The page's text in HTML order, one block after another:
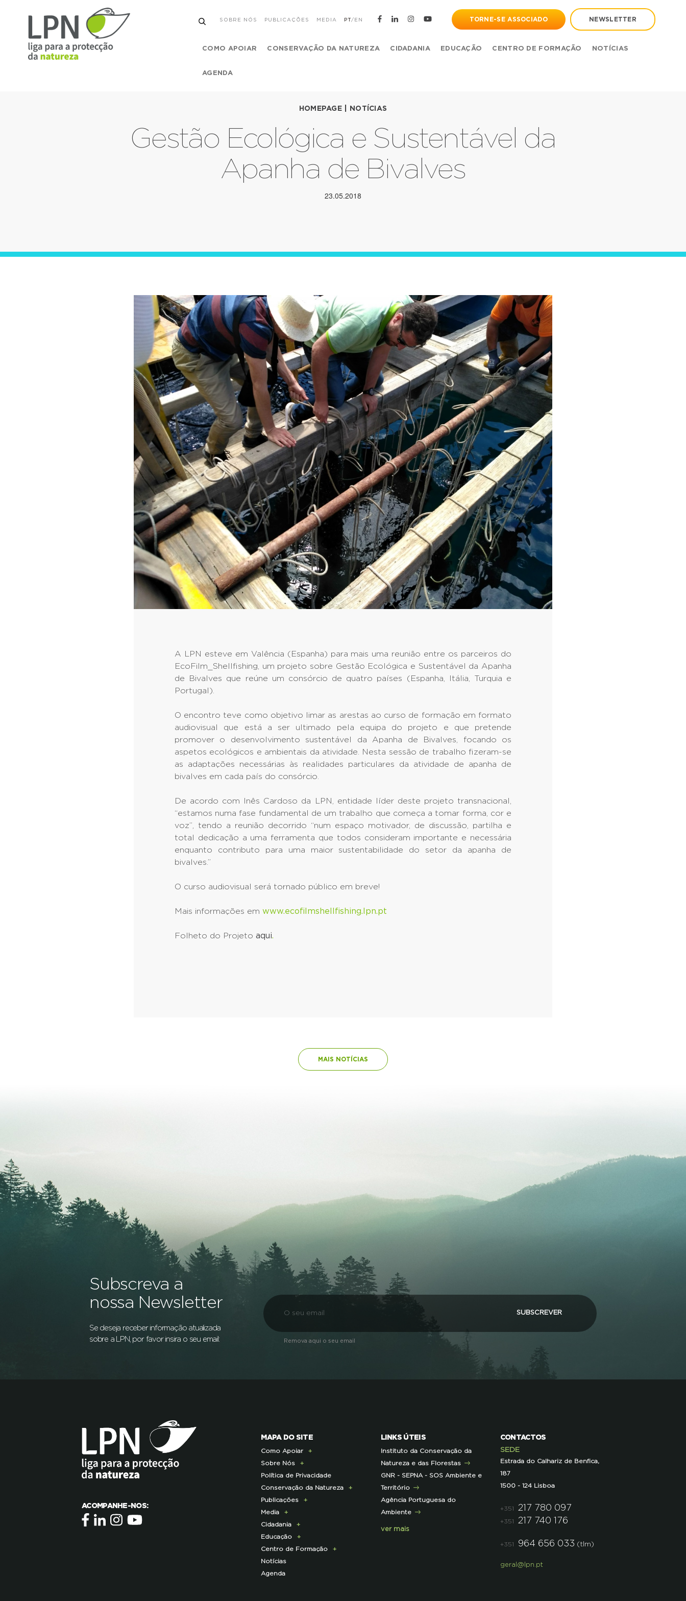
SOBRE NÓS PUBLICAÇÕES MEDIA PT/ EN TORNE-SE ASSOCIADO NEWSLETTER
COMO APOIAR CONSERVAÇÃO DA NATUREZA CIDADANIA EDUCAÇÃO CENTRO DE FORMAÇÃO NOTÍCIAS
AGENDA
HOMEPAGE NOTÍCIAS
Gestão Ecológica e Sustentável da
Apanha de Bivalves
23.05.2018
A LPN esteve em Valência (Espanha) para mais uma reunião entre os parceiros do
EcoFilm_Shellfishing, um projeto sobre Gestão Ecológica e Sustentável da Apanha
de Bivalves que reúne um consórcio de quatro países (Espanha, Itália, Turquia e
Portugal).
O encontro teve como objetivo limar as arestas ao curso de formação em formato
audiovisual que está a ser ultimado pela equipa do projeto e que pretende
promover o desenvolvimento sustentável da Apanha de Bivalves, focando os
aspetos ecológicos e ambientais da atividade. Nesta sessão de trabalho fizeram-se
as adaptações necessárias às realidades particulares da atividade de apanha de
bivalves em cada país do consórcio.
De acordo com Inês Cardoso da LPN, entidade líder deste projeto transnacional,
“estamos numa fase fundamental de um trabalho que começa a tomar forma, cor e
voz”, tendo a reunião decorrido “num espaço motivador, de discussão, partilha e
total dedicação a uma ferramenta que todos consideram importante e necessária
enquanto contributo para uma maior sustentabilidade do setor da apanha de
bivalves.”
O curso audiovisual será tornado público em breve!
Mais informações em www.ecofilmshellfishing.lpn.pt
Folheto do Projeto aqui.
MAIS NOTÍCIAS
Subscreva a
nossa Newsletter
Se deseja receber informação atualizada
sobre a LPN, por favor insira o seu email:
SUBSCREVER
Remova aqui o seu email
ACOMPANHE-NOS:
MAPA DO SITE
Como Apoiar
Doe Hoje
Consignação do IRS
Torne-se Associado
Pagamento Quotas
Parcerias Exclusivas aos
Associados
Parcerias de Apoio à LPN
Sobre Nós
Apresentação
História
Institucional
Membros da Direção
Nacional
Corpo Técnico
Infraestruturas
Contactos e Localização
Representações
Política de Privacidade
Conservação da Natureza
Programa Lince
Programa Castro Verde
Sustentável
Programa Florestas
Projetos cofinanciados
pela UE
Outros Projetos
Publicações
E-News
Centro de Documentação
Media
Comunicado de imprensa
Clipping
Press Kit
Cidadania
Campanhas
ECOs-Locais
Dicas úteis
Iniciativas
Educação
Área dos Professores
Recursos Pedagógicos
Literacia para a Floresta
Centro de Formação
Formação Certificada
Formação Contínua para
Notícias
Agenda
LINKS ÚTEIS
Instituto da Conservação da
Natureza e das Florestas
GNR - SEPNA - SOS Ambiente e
Território
Agência Portuguesa do
Ambiente
ver mais
CONTACTOS
SEDE
Estrada do Calhariz de Benfica,
187
1500 - 124 Lisboa
+351 217 780 097
+351 217 740 176
+351 964 656 033 (tlm)
geral@lpn.pt